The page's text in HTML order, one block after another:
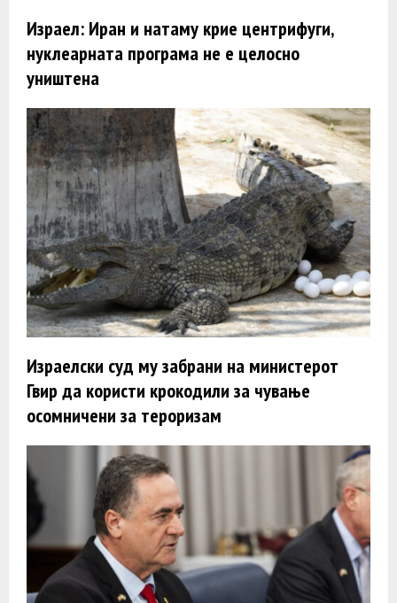
Израел: Иран и натаму крие центрифуги,
нуклеарната програма не е целосно
уништена
Израелски суд му забрани на министерот
Гвир да користи крокодили за чување
осомничени за тероризам